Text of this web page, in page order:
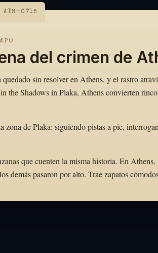
ATH-0715
del crimen de
sin resolver en Athens, y el rastro
the Shadows in Plaka, Athens convierten
zona de Plaka: siguiendo pistas a pie,
que cuenten la misma historia. En
demás pasaron por alto. Trae zapatos